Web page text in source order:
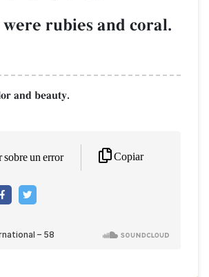
rubies and coral.
and beauty.
sobre un error Copiar